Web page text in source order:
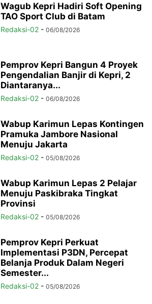
Wagub Kepri Hadiri Soft Opening
TAO Sport Club di Batam
Redaksi-02 - 06/08/2026
Pemprov Kepri Bangun 4 Proyek
Pengendalian Banjir di Kepri, 2
Diantaranya...
Redaksi-02 - 06/08/2026
Wabup Karimun Lepas Kontingen
Pramuka Jambore Nasional
Menuju Jakarta
Redaksi-02 - 05/08/2026
Wabup Karimun Lepas 2 Pelajar
Menuju Paskibraka Tingkat
Provinsi
Redaksi-02 - 05/08/2026
Pemprov Kepri Perkuat
Implementasi P3DN, Percepat
Belanja Produk Dalam Negeri
Semester...
Redaksi-02 - 05/08/2026